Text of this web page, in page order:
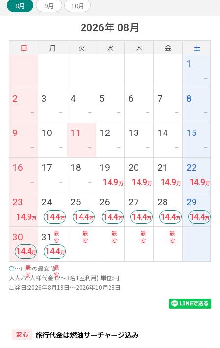
8月 9月 10月
2026年 08月
日 月 火 水 木 金 土
1
ー
2
ー
3
ー
4
ー
5
ー
6
ー
7
ー
8
ー
9
ー
10
ー
11
ー
12
ー
13
ー
14
ー
15
ー
16
ー
17
ー
18
ー
19
14.9
20
14.9
21
14.9
22
14.9
23
14.9
24
最
安
14.4
25
最
安
14.4
26
最
安
14.4
27
最
安
14.4
28
最
安
14.4
29
14.4
30
最
安
14.4
31
最
安
14.4
○…月内の最安値
大人お1人様代金 (2～3名1室利用) 単位:円
出発日:2026年8月19日～2026年10月28日
安心 旅行代金は燃油サーチャージ込み